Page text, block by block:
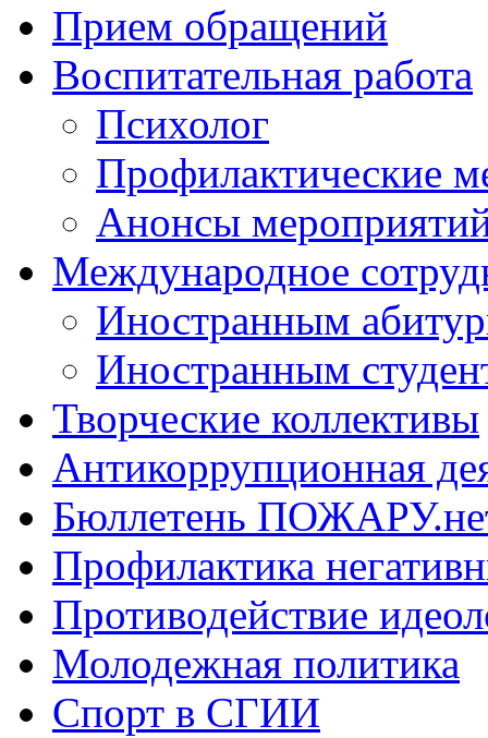
Прием обращений
Воспитательная работа
Психолог
Профилактические
Анонсы
Международное
Иностранным
Иностранным
Творческие коллективы
Антикоррупционная
Бюллетень
Профилактика
Противодействие
Молодежная политика
Спорт в СГИИ